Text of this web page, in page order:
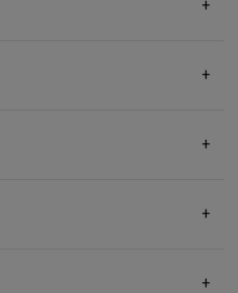
+
+
+
+
+